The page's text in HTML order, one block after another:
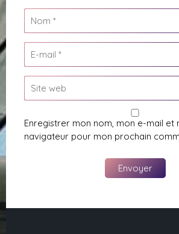
Enregistrer mon nom, mon e-mail et
navigateur pour mon prochain